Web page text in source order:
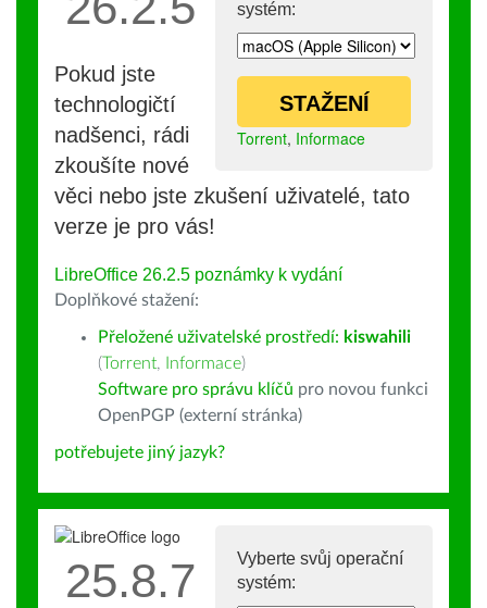
systém:
STAŽENÍ
Torrent, Informace
Pokud jste
technologičtí
nadšenci, rádi
zkoušíte nové
věci nebo jste zkušení uživatelé, tato
verze je pro vás!
LibreOffice 26.2.5 poznámky k vydání
Doplňkové stažení:
Přeložené uživatelské prostředí: kiswahili
(Torrent, Informace)
Software pro správu klíčů pro novou funkci
OpenPGP (externí stránka)
potřebujete jiný jazyk?
Vyberte svůj operační
systém:
25.8.7